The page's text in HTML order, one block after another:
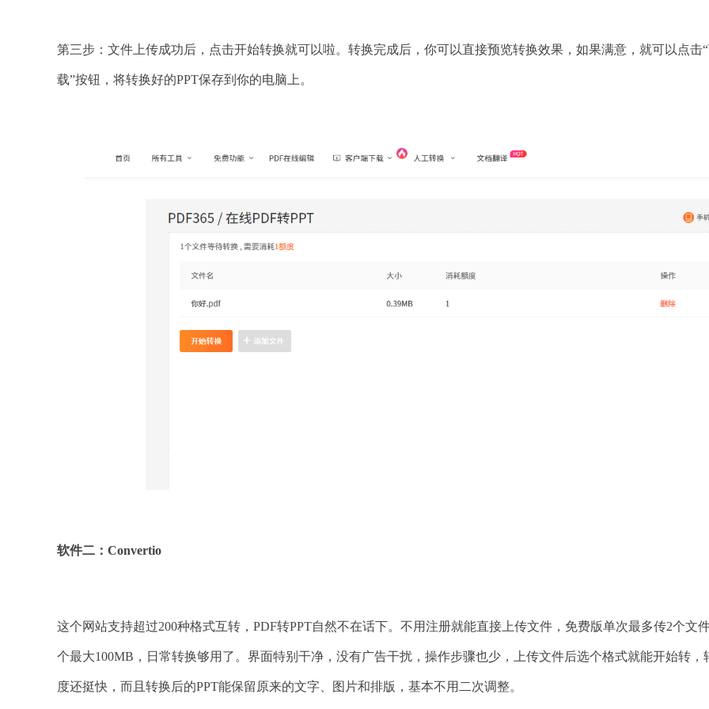
第三步：文件上传成功后，点击开始转换就可以啦。转换完成后，你可以直接预览转换效果，如果满意，就可以点击
载”按钮，将转换好的PPT保存到你的电脑上。
软件二：Convertio
这个网站支持超过200种格式互转，PDF转PPT自然不在话下。不用注册就能直接上传文件，免费版单次最多传2个文
个最大100MB，日常转换够用了。界面特别干净，没有广告干扰，操作步骤也少，上传文件后选个格式就能开始转，
度还挺快，而且转换后的PPT能保留原来的文字、图片和排版，基本不用二次调整。